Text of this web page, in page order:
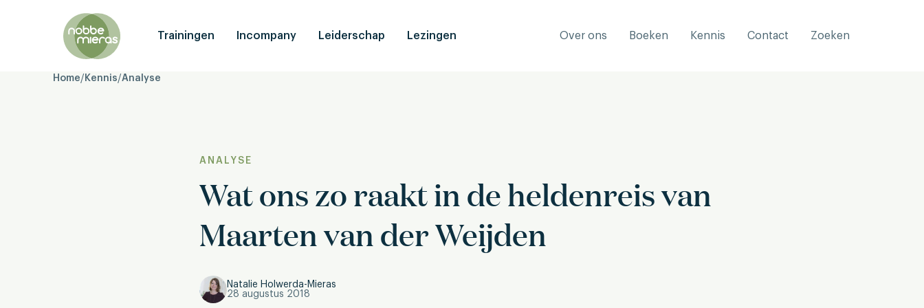
Nobbe
Mieras
Trainingen Incompany Leiderschap Lezingen Over ons Boeken Kennis Contact Zoeken
Home/ Kennis/Analyse
ANALYSE
Wat ons zo raakt in de heldenreis van
Maarten van der Weijden
Natalie Holwerda-Mieras
28 augustus 2018